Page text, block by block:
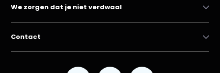
We zorgen dat je niet verdwaal
Contact